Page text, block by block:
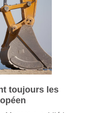
toujours les